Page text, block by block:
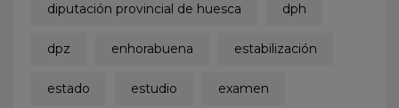
diputación provincial de huesca dph
dpz enhorabuena estabilización
estado estudio examen